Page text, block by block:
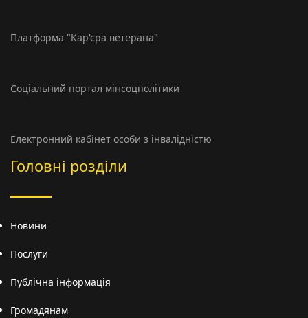
Платформа "Кар'єра ветерана"
Соціальний портал мінсоцполітики
Електронний кабінет особи з інвалідністю
Головні розділи
Новини
Послуги
Публічна інформація
Громадянам